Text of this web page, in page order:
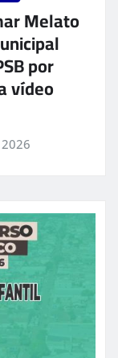
Melato
por
vídeo